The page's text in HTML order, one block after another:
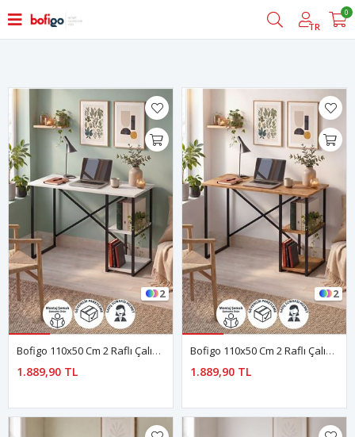
TR
0
2
Bofigo 110x50 Cm 2 Raflı Çalışma Masası Bilgisayar Masası Ofis Masası Ders Masası Ümit Beyaz
1.889,90 TL
2
Bofigo 110x50 Cm 2 Raflı Çalışma Masası Bilgisayar Masası Ofis Masası Ders Masası Ümit Çam
1.889,90 TL